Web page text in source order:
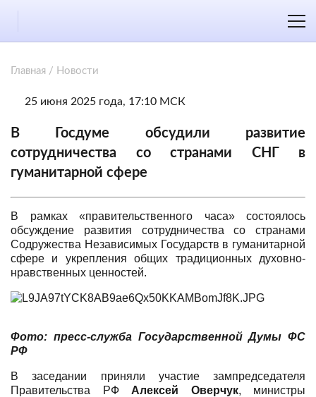
Главная / Новости
25 июня 2025 года, 17:10 МСК
В Госдуме обсудили развитие
сотрудничества со странами СНГ в
гуманитарной сфере
В рамках «правительственного часа» состоялось
обсуждение развития сотрудничества со странами
Содружества Независимых Государств в гуманитарной
сфере и укрепления общих традиционных духовно-
нравственных ценностей.
Фото: пресс-служба Государственной Думы ФС
РФ
В заседании приняли участие зампредседателя
Правительства РФ Алексей Оверчук, министры